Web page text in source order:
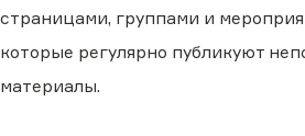
страницами, группами и
которые регулярно публикуют
материалы.